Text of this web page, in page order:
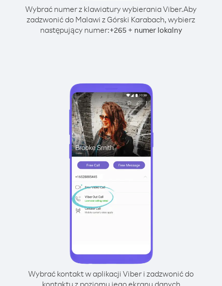
Wybrać numer z klawiatury wybierania Viber.Aby
zadzwonić do Malawi z Górski Karabach, wybierz
następujący numer:+265+ numer lokalny
Wybrać kontakt w aplikacji Viber i zadzwonić do
kontaktu z poziomu jego ekranu danych